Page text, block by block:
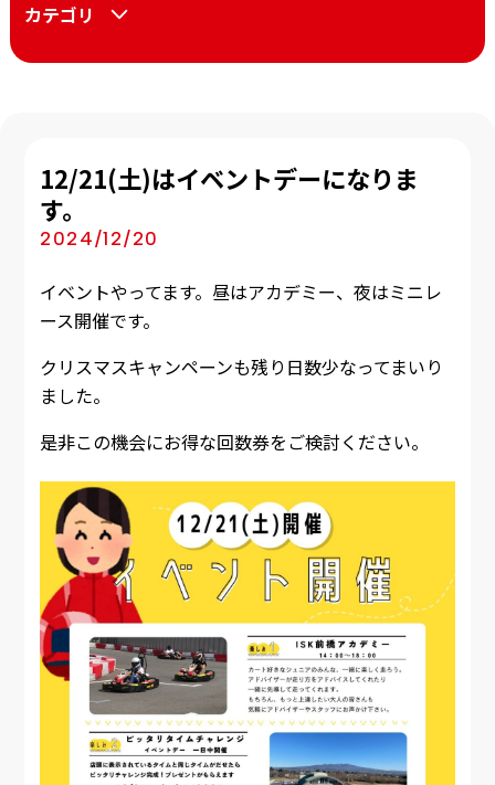
カテゴリ
12/21(土)はイベントデーになりま
す。
2024/12/20
イベントやってます。昼はアカデミー、夜はミニレ
ース開催です。
クリスマスキャンペーンも残り日数少なってまいり
ました。
是非この機会にお得な回数券をご検討ください。